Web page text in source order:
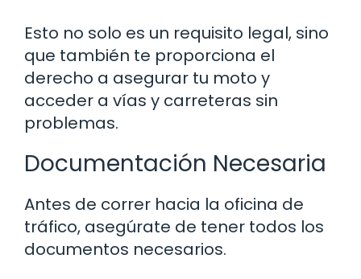
Esto no solo es un requisito legal, sino
que también te proporciona el
derecho a asegurar tu moto y
acceder a vías y carreteras sin
problemas.
Documentación Necesaria
Antes de correr hacia la oficina de
tráfico, asegúrate de tener todos los
documentos necesarios.